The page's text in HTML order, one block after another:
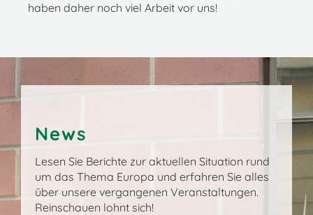
haben daher noch viel Arbeit vor uns!
News
Lesen Sie Berichte zur aktuellen Situation rund
um das Thema Europa und erfahren Sie alles
über unsere vergangenen Veranstaltungen.
Reinschauen lohnt sich!